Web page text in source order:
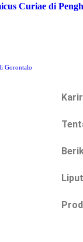
Curiae di
Gorontalo
Karir